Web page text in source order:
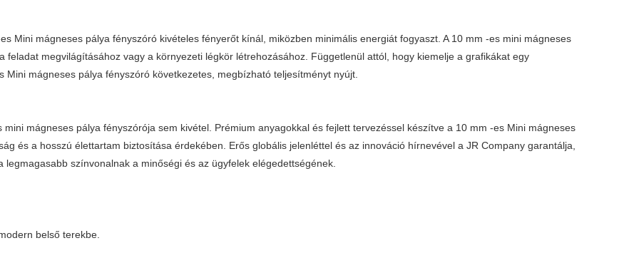
Mini mágneses pálya fényszóró kivételes fényerőt kínál, miközben minimális energiát fogyaszt. A 10 mm -es mini mágneses
feladat megvilágításához vagy a környezeti légkör létrehozásához. Függetlenül attól, hogy kiemelje a grafikákat egy
mágneses pálya fényszóró következetes, megbízható teljesítményt nyújt.
mágneses pálya fényszórója sem kivétel. Prémium anyagokkal és fejlett tervezéssel készítve a 10 mm -es Mini mágneses
és a hosszú élettartam biztosítása érdekében. Erős globális jelenléttel és az innováció hírnevével a JR Company garantálja,
színvonalnak a minőségi és az ügyfelek elégedettségének.
belső terekbe.